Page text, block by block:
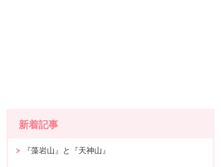
新着記事
『藻岩山』と『天神山』